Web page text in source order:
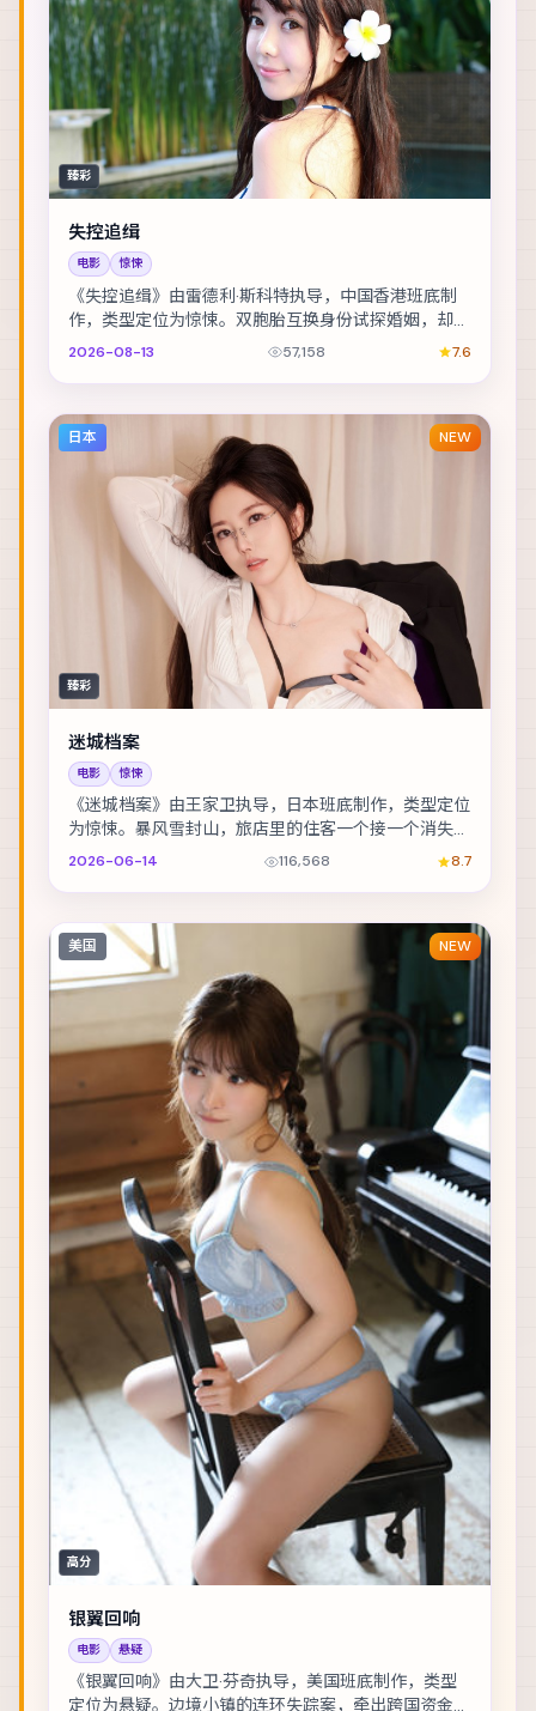
臻彩
失控追缉
电影 惊悚
《失控追缉》由雷德利·斯科特执导，中国香港班底制
作，类型定位为惊悚。双胞胎互换身份试探婚姻，却在
玩笑失控后难以收场。主演包括雷佳音、木村拓哉、
2026-08-13 57,158 7.6
日本 NEW
臻彩
迷城档案
电影 惊悚
《迷城档案》由王家卫执导，日本班底制作，类型定位
为惊悚。暴风雪封山，旅店里的住客一个接一个消失。
主演包括张译、孙艺珍、沈腾 等，表演层次丰富。节...
2026-06-14 116,568 8.7
美国 NEW
高分
银翼回响
电影 悬疑
《银翼回响》由大卫·芬奇执导，美国班底制作，类型
定位为悬疑。边境小镇的连环失踪案，牵出跨国资金与